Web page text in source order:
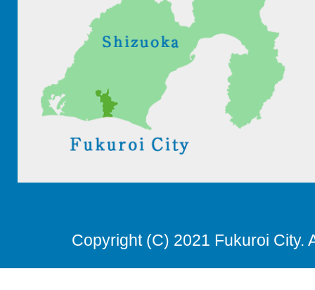
Copyright (C) 2021 Fukuroi City.